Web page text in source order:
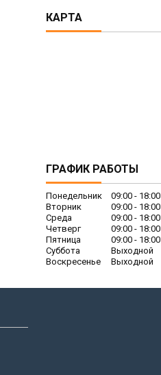
КАРТА
ГРАФИК РАБОТЫ
Понедельник 09:00 18:00
Вторник
09:00 18:00
Среда
09:00 18:00
Четверг
09:00 18:00
Пятница
09:00 18:00
Суббота
Выходной
Воскресенье
Выходной